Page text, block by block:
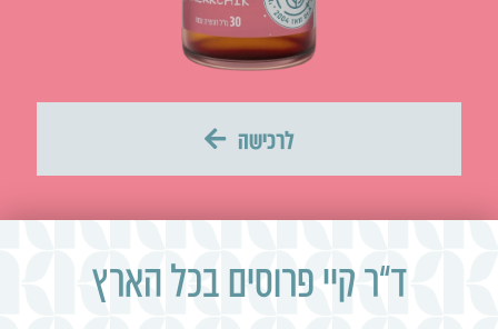
לרכישה
ד”ר קיי פרוסים בכל הארץ